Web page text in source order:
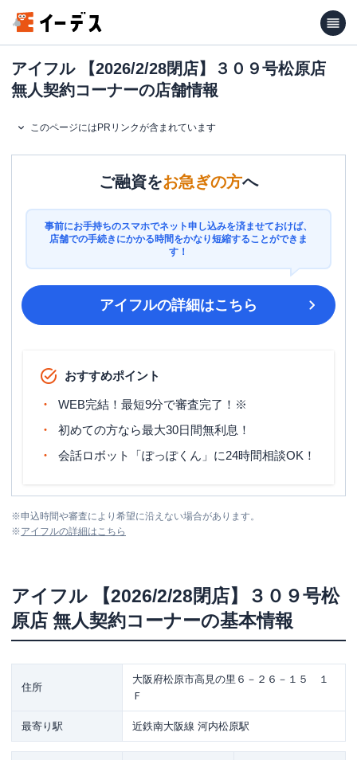
アイフル 【2026/2/28閉店】３０９号松原店
無人契約コーナーの店舗情報
このページにはPRリンクが含まれています
ご融資をお急ぎの方へ
事前にお手持ちのスマホでネット申し込みを済ませておけば、
店舗での手続きにかかる時間をかなり短縮することができま
す！
アイフルの詳細はこちら
おすすめポイント
WEB完結！最短9分で審査完了！※
初めての方なら最大30日間無利息！
会話ロボット「ぽっぽくん」に24時間相談OK！
※申込時間や審査により希望に沿えない場合があります。
※アイフルの詳細はこちら
アイフル
【2026/2/28閉店】３０９号松
原店 無人契約コーナーの基本情報
住所
大阪府松原市高見の里６－２６－１５ １
Ｆ
最寄り駅 近鉄南大阪線 河内松原駅